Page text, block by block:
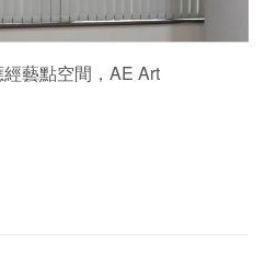
藝點空間，AE Art